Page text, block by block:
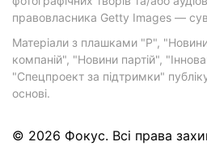
правовласника Getty Images —
Матеріали з плашками "Р",
компаній", "Новини партій",
"Спецпроект за підтримки"
основі.
© 2026 Фокус. Всі права